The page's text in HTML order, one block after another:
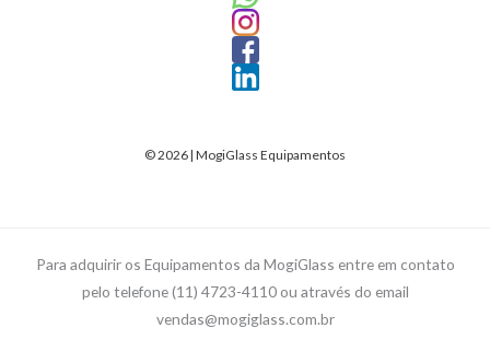
© 2026 | MogiGlass Equipamentos
Para adquirir os Equipamentos da MogiGlass entre em contato
pelo telefone (11) 4723-4110 ou através do email
vendas@mogiglass.com.br